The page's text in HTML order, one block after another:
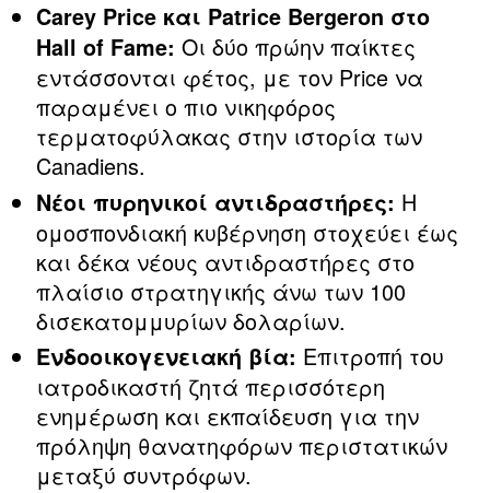
Carey Price και Patrice Bergeron στο
Hall of Fame: Οι δύο πρώην παίκτες
εντάσσονται φέτος, με τον Price να
παραμένει ο πιο νικηφόρος
τερματοφύλακας στην ιστορία των
Canadiens.
Νέοι πυρηνικοί αντιδραστήρες: Η
ομοσπονδιακή κυβέρνηση στοχεύει έως
και δέκα νέους αντιδραστήρες στο
πλαίσιο στρατηγικής άνω των 100
δισεκατομμυρίων δολαρίων.
Ενδοοικογενειακή βία: Επιτροπή του
ιατροδικαστή ζητά περισσότερη
ενημέρωση και εκπαίδευση για την
πρόληψη θανατηφόρων περιστατικών
μεταξύ συντρόφων.